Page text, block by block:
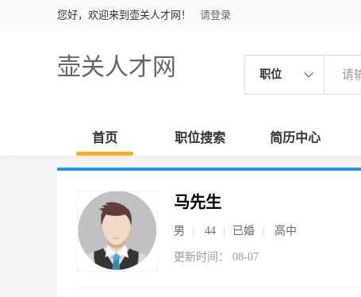
您好，欢迎来到壶关人才网！ 请登录
壶关人才网 职位
首页 职位搜索 简历中心
马先生
男 44 已婚 高中
更新时间： 08-07